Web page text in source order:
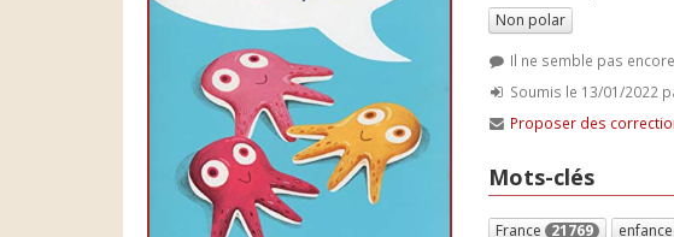
Non polar
Il ne semble pas
Soumis le 13/01/2022
Proposer des
Mots-clés
France 21769 enfance